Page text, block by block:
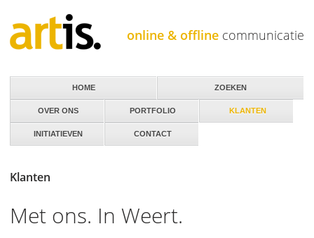
online & offline communicatie
Klanten
Met ons. In Weert.
HOME
OVER ONS PORTFOLIO KLANTEN
INITIATIEVEN CONTACT
ZOEKEN